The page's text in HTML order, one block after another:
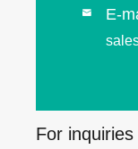
 E-
For